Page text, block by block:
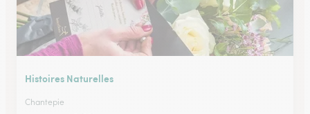
Histoires Naturelles
Chantepie